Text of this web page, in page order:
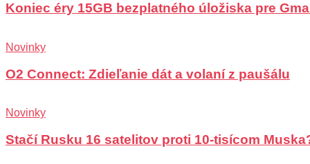
Koniec éry 15GB bezplatného úložiska pre
Novinky
O2 Connect: Zdieľanie dát a volaní z paušálu
Novinky
Stačí Rusku 16 satelitov proti 10-tisícom